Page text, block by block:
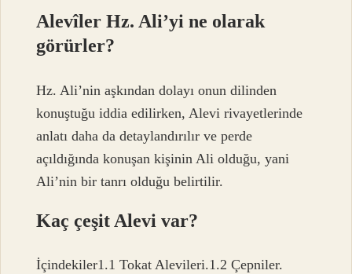
Alevîler Hz. Ali’yi ne olarak
görürler?
Hz. Ali’nin aşkından dolayı onun dilinden
konuştuğu iddia edilirken, Alevi rivayetlerinde
anlatı daha da detaylandırılır ve perde
açıldığında konuşan kişinin Ali olduğu, yani
Ali’nin bir tanrı olduğu belirtilir.
Kaç çeşit Alevi var?
İçindekiler1.1 Tokat Alevileri.1.2 Çepniler.